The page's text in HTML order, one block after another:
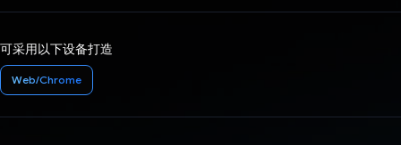
可采用以下设备打造
Web/Chrome